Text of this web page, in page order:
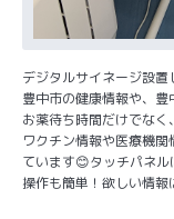
デジタルサイネージ設置
豊中市の健康情報や、豊
お薬待ち時間だけでなく、
ワクチン情報や医療機
ています😊タッチパネ
操作も簡単！欲しい情報